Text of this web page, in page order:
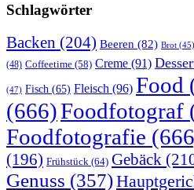
Schlagwörter
Backen (204) Beeren (82) Brot (45)
(48) Coffeetime (58) Creme (91)
(47) Fisch (65) Fleisch (96) Food
(666)Foodfotograf
Foodfotografie
(196) Frühstück (64) Gebäck
Genuss (357)